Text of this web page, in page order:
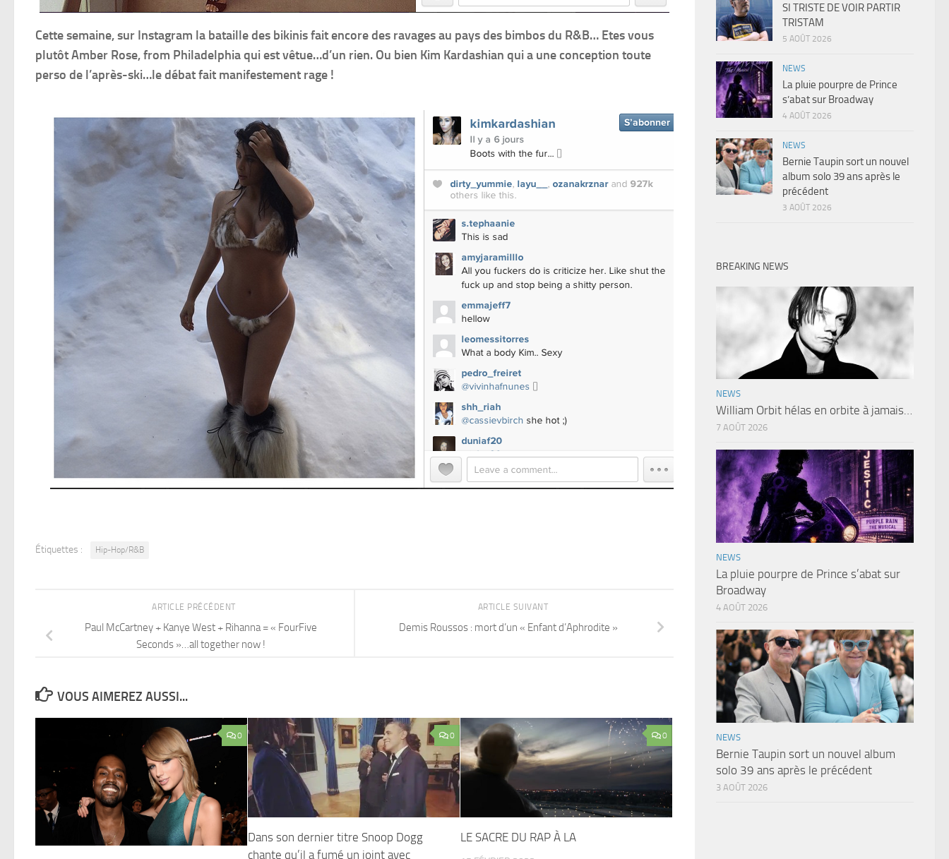
Cette semaine, sur Instagram la bataille des bikinis fait encore des ravages au pays des bimbos du R&B… Etes vous
plutôt Amber Rose, from Philadelphia qui est vêtue…d’un rien. Ou bien Kim Kardashian qui a une conception toute
perso de l’après-ski…le débat fait manifestement rage !
Étiquettes : Hip-Hop/R&B
ARTICLE SUIVANT
Demis Roussos : mort d’un « Enfant d’Aphrodite »
ARTICLE PRÉCÉDENT
Paul McCartney + Kanye West + Rihanna = « FourFive
Seconds »…all together now !
VOUS AIMEREZ AUSSI...
0 0
Dans son dernier titre Snoop Dogg
chante qu’il a fumé un joint avec
0
LE SACRE DU RAP À LA
SI TRISTE DE VOIR PARTIR
TRISTAM
5 AOÛT 2026
NEWS
La pluie pourpre de Prince
s’abat sur Broadway
4 AOÛT 2026
NEWS
Bernie Taupin sort un nouvel
album solo 39 ans après le
précédent
3 AOÛT 2026
BREAKING NEWS
NEWS
William Orbit hélas en orbite à jamais…
7 AOÛT 2026
NEWS
La pluie pourpre de Prince s’abat sur
Broadway
4 AOÛT 2026
NEWS
Bernie Taupin sort un nouvel album
solo 39 ans après le précédent
3 AOÛT 2026